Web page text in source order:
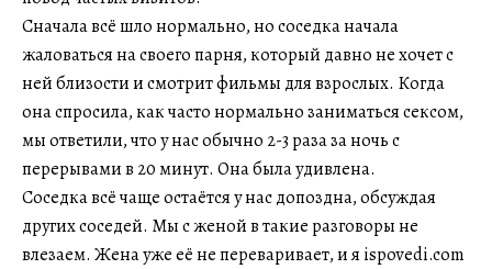
Сначала всё шло нормально, но соседка начала
жаловаться на своего парня, который давно не хочет с
ней близости и смотрит фильмы для взрослых. Когда
она спросила, как часто нормально заниматься сексом,
мы ответили, что у нас обычно 2-3 раза за ночь с
перерывами в 20 минут. Она была удивлена.
Соседка всё чаще остаётся у нас допоздна, обсуждая
других соседей. Мы с женой в такие разговоры не
влезаем. Жена уже её не переваривает, и я ispovedi.com